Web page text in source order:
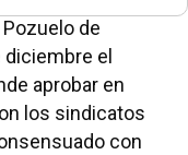
de
el
aprobar en
los sindicatos
con